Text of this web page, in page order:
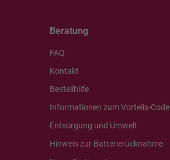
Beratung
FAQ
Kontakt
Bestellhilfe
Informationen zum Vorteils-Code
Entsorgung und Umwelt
Hinweis zur Batterierücknahme